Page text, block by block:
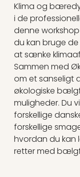
Klima og
i de
denne
du kan bruge
at sænke
Sammen med
om et sanseligt
økologiske
muligheder. Du
forskellige
forskellige
hvordan du kan
retter med